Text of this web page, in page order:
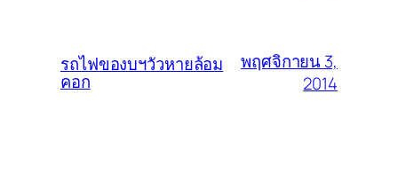
รถไฟของบฯวัวหายล้อม
คอก
พฤศจิกายน 3,
2014